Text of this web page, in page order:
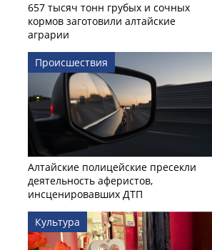
657 тысяч тонн грубых и сочных
кормов заготовили алтайские
аграрии
Происшествия
Алтайские полицейские пресекли
деятельность аферистов,
инсценировавших ДТП
Культура